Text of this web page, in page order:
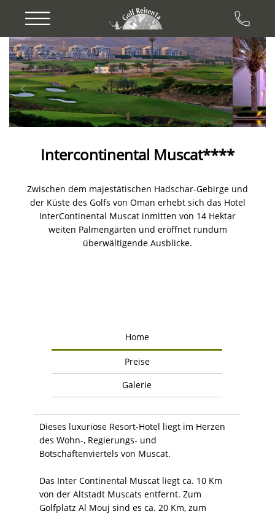
Previous Next
Intercontinental Muscat****
Zwischen dem majestätischen Hadschar-Gebirge und
der Küste des Golfs von Oman erhebt sich das Hotel
InterContinental Muscat inmitten von 14 Hektar
weiten Palmengärten und eröffnet rundum
überwältigende Ausblicke.
Home
Preise
Galerie
Dieses luxuriöse Resort-Hotel liegt im Herzen
des Wohn-, Regierungs- und
Botschaftenviertels von Muscat.
Das Inter Continental Muscat liegt ca. 10 Km
von der Altstadt Muscats entfernt. Zum
Golfplatz Al Mouj sind es ca. 20 Km, zum